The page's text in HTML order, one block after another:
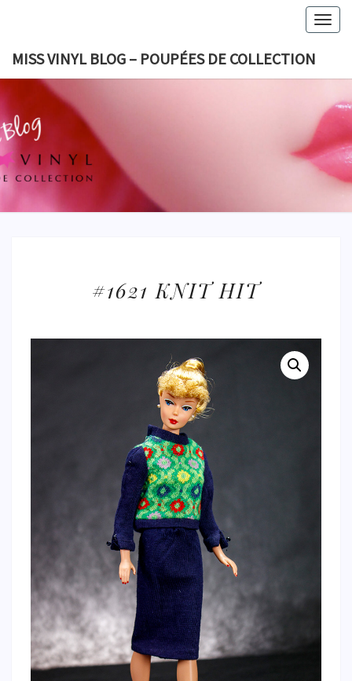
content
MISS VINYL BLOG – POUPÉES DE COLLECTION
MISS
BLOG
KNIT
#1621 KNIT HIT